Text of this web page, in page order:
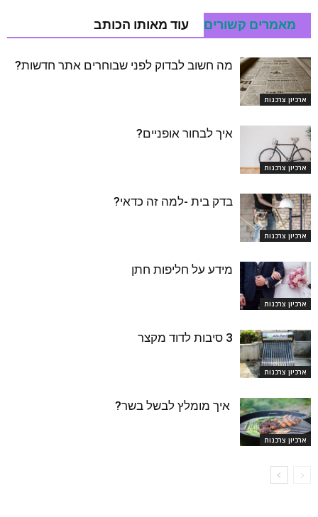
מאמרים קשורים עוד מאותו הכותב
ארכיון צרכנות
מה חשוב לבדוק לפני שבוחרים אתר חדשות?
ארכיון צרכנות
איך לבחור אופניים?
ארכיון צרכנות
בדק בית -למה זה כדאי?
ארכיון צרכנות
מידע על חליפות חתן
ארכיון צרכנות
3 סיבות לדוד מקצר
ארכיון צרכנות
איך מומלץ לבשל בשר?